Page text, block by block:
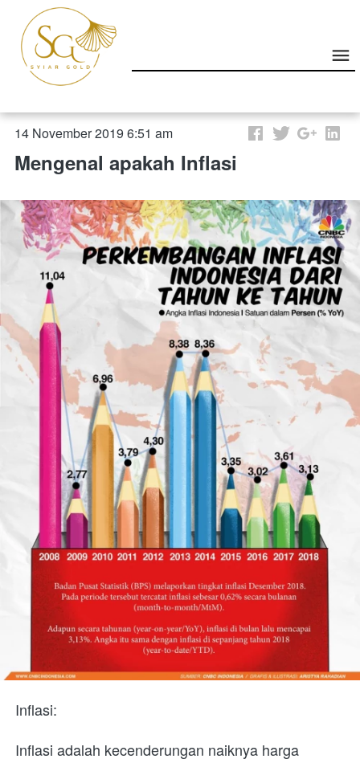
14 November 2019 6:51 am
Mengenal apakah Inflasi
Inflasi:
Inflasi adalah kecenderungan naiknya harga